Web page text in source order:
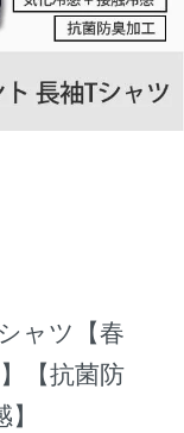
ャツ【春
【抗菌防